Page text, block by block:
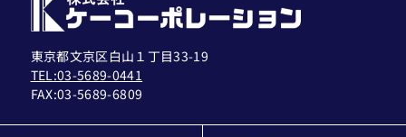
東京都文京区白山１丁目33-19
TEL:03-5689-0441
FAX:03-5689-6809